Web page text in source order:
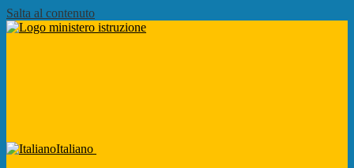
Salta al contenuto
Italiano